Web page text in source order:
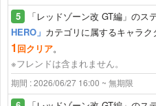
5 「レッドゾーン改 GT編」のス
HERO」 カテゴリに属するキャラク
1 回クリア。
※フレンドは含まれません。
期間 : 2026/06/27 16:00 ~ 無期限